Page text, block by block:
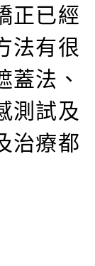
正已經
法有很
蓋法、
測試及
治療都